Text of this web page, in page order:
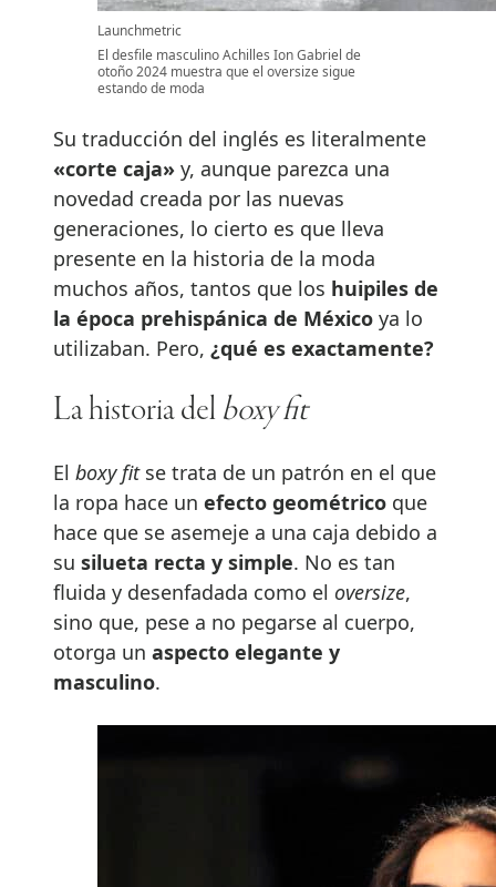
Launchmetric
El desfile masculino Achilles Ion Gabriel de
otoño 2024 muestra que el oversize sigue
estando de moda
Su traducción del inglés es literalmente
«corte caja» y, aunque parezca una
novedad creada por las nuevas
generaciones, lo cierto es que lleva
presente en la historia de la moda
muchos años, tantos que los huipiles de
la época prehispánica de México ya lo
utilizaban. Pero, ¿qué es exactamente?
La historia del boxy fit
El boxy fitse trata de un patrón en el que
la ropa hace un efecto geométrico que
hace que se asemeje a una caja debido a
su silueta recta y simple. No es tan
fluida y desenfadada como el oversize,
sino que, pese a no pegarse al cuerpo,
otorga un aspecto elegante y
masculino.